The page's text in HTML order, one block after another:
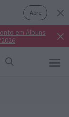
Abre
em Álbuns